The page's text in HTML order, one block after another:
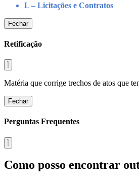
L – Licitações e Contratos
Fechar
Retificação
Matéria que corrige trechos de atos que
Fechar
Perguntas Frequentes
Como posso encontrar